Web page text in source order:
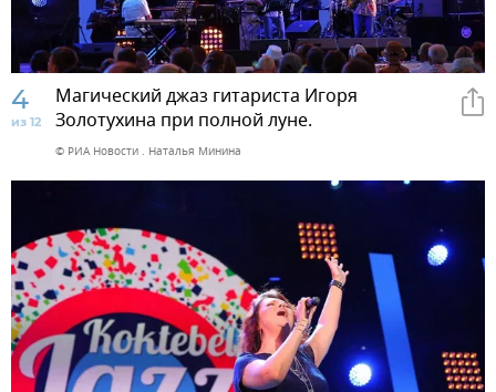
4
из 12
Магический джаз гитариста Игоря
Золотухина при полной луне.
© РИА Новости . Наталья Минина